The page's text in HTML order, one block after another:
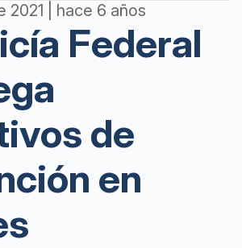
2021 | hace 6 años
Federal
de
en